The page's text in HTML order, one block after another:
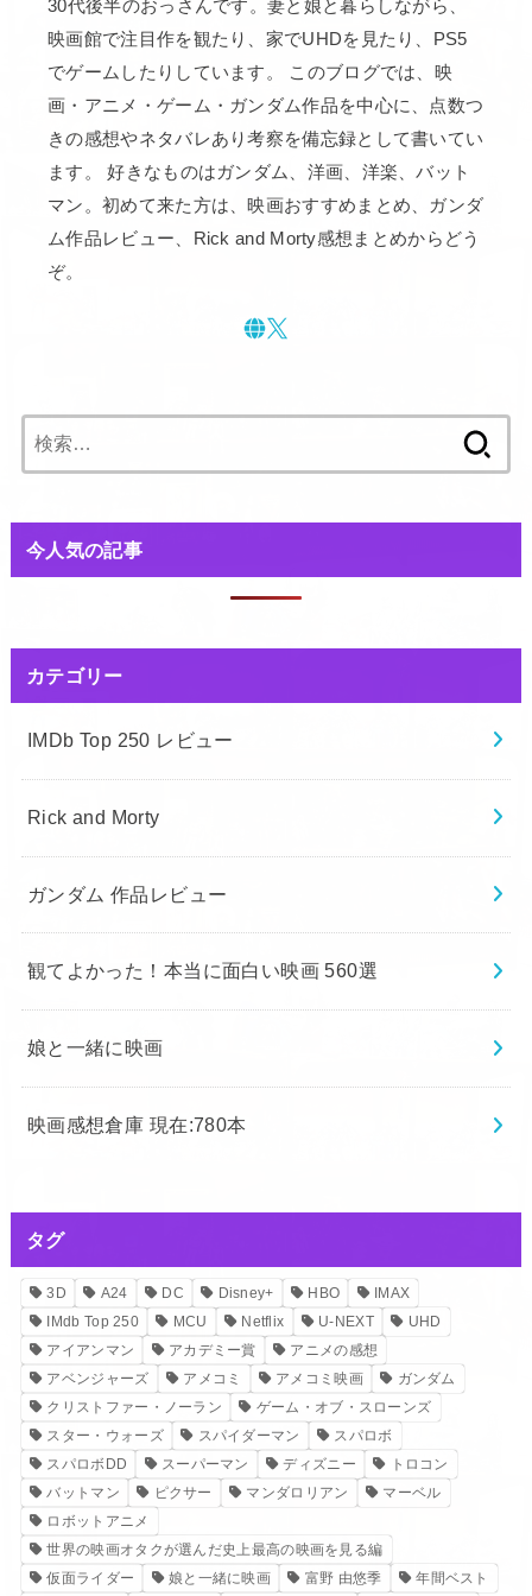
30代後半のおっさんです。妻と娘と暮らしながら、
映画館で注目作を観たり、家でUHDを見たり、PS5
でゲームしたりしています。 このブログでは、映
画・アニメ・ゲーム・ガンダム作品を中心に、点数つ
きの感想やネタバレあり考察を備忘録として書いてい
ます。 好きなものはガンダム、洋画、洋楽、バット
マン。初めて来た方は、映画おすすめまとめ、ガンダ
ム作品レビュー、Rick and Morty感想まとめからどう
ぞ。
索:
今人気の記事
カテゴリー
IMDb Top 250 レビュー
Rick and Morty
ガンダム 作品レビュー
観てよかった！本当に面白い映画 560選
娘と一緒に映画
映画感想倉庫 現在:780本
タグ
3D A24 DC Disney+ HBO
IMAX
IMdb Top 250
MCU Netflix U-NEXT
UHD
アイアンマン
アカデミー賞
アニメの感想
アベンジャーズ
アメコミ アメコミ映画
ガンダム
クリストファー・ノーラン
ゲーム・オブ・スローンズ
スター・ウォーズ
スパイダーマン
スパロボ
スパロボDD
スーパーマン ディズニー
トロコン
バットマン
ピクサー マンダロリアン
マーベル
ロボットアニメ
世界の映画オタクが選んだ史上最高の映画を見る編
仮面ライダー
娘と一緒に映画 富野 由悠季 年間ベスト